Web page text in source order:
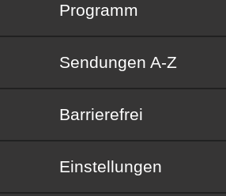
Programm
Sendungen von A bis Z
Sendungen A-Z
Barrierefrei
Barrierefrei
Einstellungen